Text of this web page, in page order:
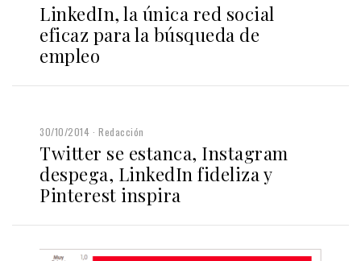
LinkedIn, la única red social
eficaz para la búsqueda de
empleo
30/10/2014 Redacción
Twitter se estanca, Instagram
despega, LinkedIn fideliza y
Pinterest inspira